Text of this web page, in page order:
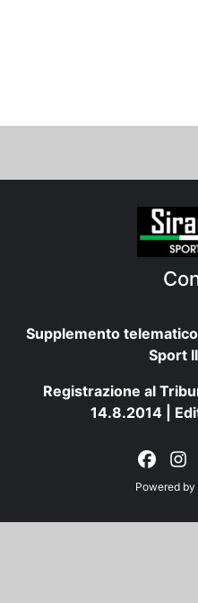
Supplemento
Sport
Registrazione al
14.8.2014 |
Powered by